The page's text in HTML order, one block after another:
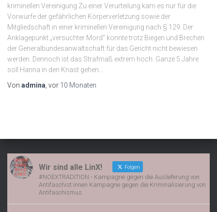
kriminellen Vereinigung.Zu einer Verurteilung kam es nur für die
Vorwürfe der gefährlichen Körperverletzung sowie der
Mitgliedschaft in einer kriminellen Vereinigung nach § 129. Der
Anklagepunkt „versuchter Mord“ konnte trotz Biegen und Brechen
der Generalbundesanwaltschaft für das Gericht nicht bewiesen
werden. Dennoch ist das Strafmaß extrem hoch: Ganze 5 Jahre
soll Hanna in den Knast gehen…
Von admina, vor 10 Monaten
Wir sind alle LinX! Folgen
#NOEXTRADITION - Kampagne gegen die Auslieferung von
Antifaschist:innen Kampagne gegen die Kriminalisierung von
Antifaschismus